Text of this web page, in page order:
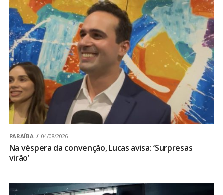
PARAÍBA 04/08/2026
Na véspera da convenção, Lucas avisa: ‘Surpresas
virão’